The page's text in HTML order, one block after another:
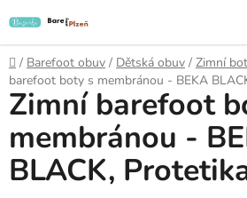
na
obsah
Domů
/ Barefoot obuv / Dětská obuv / Zimní
barefoot boty s membránou - BEKA
Zimní barefoot
membránou -
BLACK,